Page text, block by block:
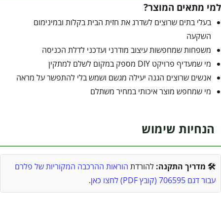
למי מתאים המוצר?
בעלי בתים שרוצים לשדרג את חזית הבית בקלות ובמינימום
השקעה
משפחות שמחפשות עיצוב מודרני ועדכני לדלת הכניסה
מי שמעדיף פרויקט DIY מספק במקום לשלם למתקין
אנשים שרוצים הגנה יעילה מגשם ושמש בלי להתפשר על מראה
מי שמחפש מוצר איכותי במחיר משתלם
הנחיות שימוש
🛠️ מדריך התקנה: להורדת הוראות ההרכבה המקוריות של פלרם
עבור דגם 706595 (קובץ PDF) לחצו כאן
.